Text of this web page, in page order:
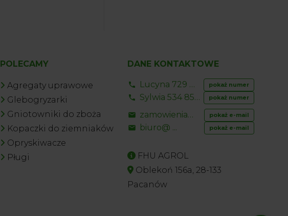
POLECAMY
Agregaty uprawowe
Glebogryzarki
Gniotowniki do zboża
Kopaczki do ziemniaków
Opryskiwacze
Pługi
DANE KONTAKTOWE
Lucyna 729 856 ... pokaż numer
Sylwia 534 853 ... pokaż numer
zamowienia@ ... pokaż e-mail
biuro@ ... pokaż e-mail
FHU AGROL
Oblekoń 156a, 28-133
Pacanów